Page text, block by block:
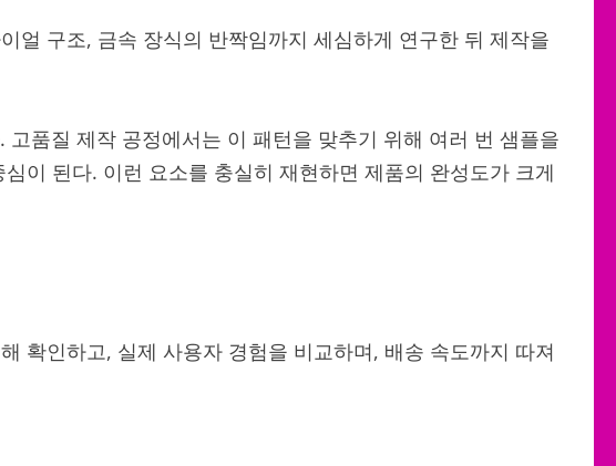
얼 구조, 금속 장식의 반짝임까지 세심하게 연구한 뒤 제작을
품질 제작 공정에서는 이 패턴을 맞추기 위해 여러 번 샘플을
이 된다. 이런 요소를 충실히 재현하면 제품의 완성도가 크게
확인하고, 실제 사용자 경험을 비교하며, 배송 속도까지 따져